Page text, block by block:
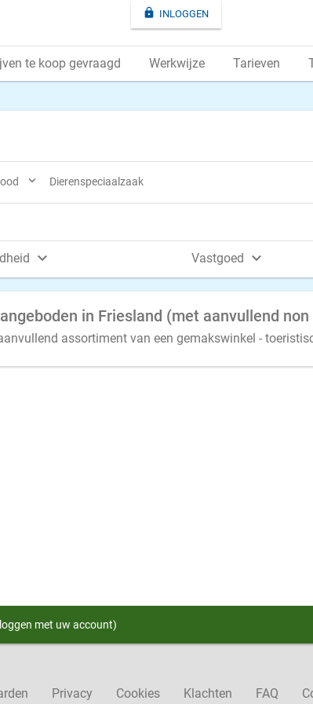
 Dierenspeciaalzaak
 Vastgoed 
assortiment van een gemakswinkel -
 INLOGGEN
te koop gevraagd Werkwijze Tarieven
met uw account)
Privacy Cookies Klachten FAQ